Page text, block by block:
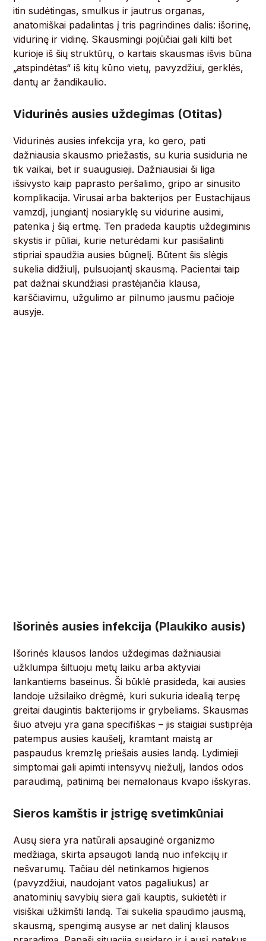
itin sudėtingas, smulkus ir jautrus organas,
anatomiškai padalintas į tris pagrindines dalis: išorinę,
vidurinę ir vidinę. Skausmingi pojūčiai gali kilti bet
kurioje iš šių struktūrų, o kartais skausmas išvis būna
„atspindėtas“ iš kitų kūno vietų, pavyzdžiui, gerklės,
dantų ar žandikaulio.
Vidurinės ausies uždegimas (Otitas)
Vidurinės ausies infekcija yra, ko gero, pati
dažniausia skausmo priežastis, su kuria susiduria ne
tik vaikai, bet ir suaugusieji. Dažniausiai ši liga
išsivysto kaip paprasto peršalimo, gripo ar sinusito
komplikacija. Virusai arba bakterijos per Eustachijaus
vamzdį, jungiantį nosiaryklę su vidurine ausimi,
patenka į šią ertmę. Ten pradeda kauptis uždegiminis
skystis ir pūliai, kurie neturėdami kur pasišalinti
stipriai spaudžia ausies būgnelį. Būtent šis slėgis
sukelia didžiulį, pulsuojantį skausmą. Pacientai taip
pat dažnai skundžiasi prastėjančia klausa,
karščiavimu, užgulimo ar pilnumo jausmu pačioje
ausyje.
Išorinės ausies infekcija (Plaukiko ausis)
Išorinės klausos landos uždegimas dažniausiai
užklumpa šiltuoju metų laiku arba aktyviai
lankantiems baseinus. Ši būklė prasideda, kai ausies
landoje užsilaiko drėgmė, kuri sukuria idealią terpę
greitai daugintis bakterijoms ir grybeliams. Skausmas
šiuo atveju yra gana specifiškas – jis staigiai sustiprėja
patempus ausies kaušelį, kramtant maistą ar
paspaudus kremzlę priešais ausies landą. Lydimieji
simptomai gali apimti intensyvų niežulį, landos odos
paraudimą, patinimą bei nemalonaus kvapo išskyras.
Sieros kamštis ir įstrigę svetimkūniai
Ausų siera yra natūrali apsauginė organizmo
medžiaga, skirta apsaugoti landą nuo infekcijų ir
nešvarumų. Tačiau dėl netinkamos higienos
(pavyzdžiui, naudojant vatos pagaliukus) ar
anatominių savybių siera gali kauptis, sukietėti ir
visiškai užkimšti landą. Tai sukelia spaudimo jausmą,
skausmą, spengimą ausyse ar net dalinį klausos